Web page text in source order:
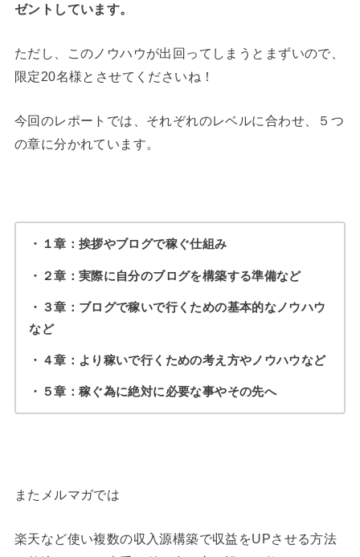
ゼントしています。
ただし、このノウハウが出回ってしまうとまずいので、
限定20名様とさせてくださいね！
今回のレポートでは、それぞれのレベルに合わせ、５つ
の章に分かれています。
・１章：挨拶やブログで稼ぐ仕組み
・２章：実際に自分のブログを構築する準備など
・３章：ブログで稼いで行くための基本的なノウハウ
など
・４章：より稼いで行くための考え方やノウハウなど
・５章：稼ぐ為に絶対に必要な事やその先へ
またメルマガでは
楽天など使い複数の収入源構築で収益をUPさせる方法